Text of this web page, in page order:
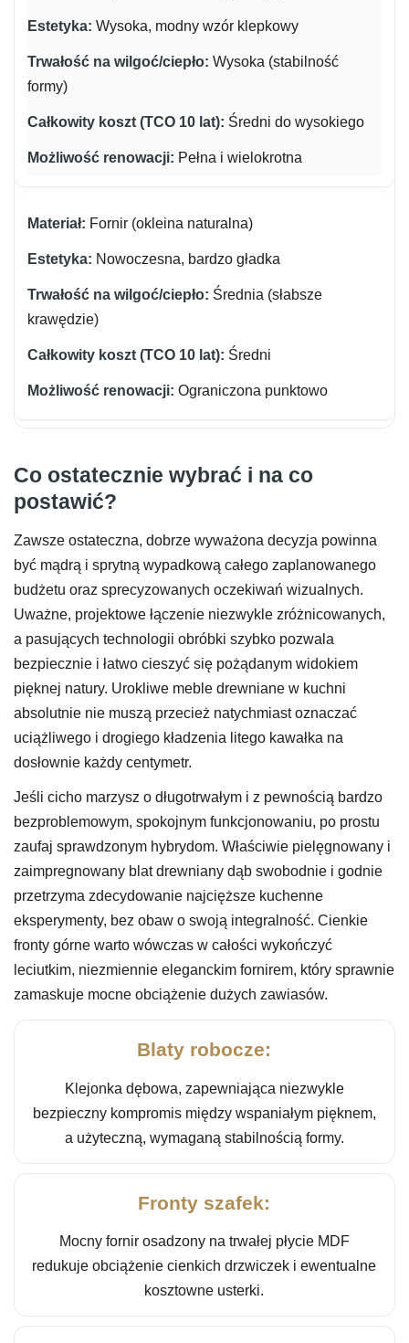
Wysoka, modny wzór klepkowy
Wysoka (stabilność
formy)
Średni do wysokiego
Pełna i wielokrotna
Fornir (okleina naturalna)
Nowoczesna, bardzo gładka
Średnia (słabsze
krawędzie)
Średni
Ograniczona punktowo
Co ostatecznie wybrać i na co
postawić?
Zawsze ostateczna, dobrze wyważona decyzja powinna
być mądrą i sprytną wypadkową całego zaplanowanego
budżetu oraz sprecyzowanych oczekiwań wizualnych.
Uważne, projektowe łączenie niezwykle zróżnicowanych,
a pasujących technologii obróbki szybko pozwala
bezpiecznie i łatwo cieszyć się pożądanym widokiem
pięknej natury. Urokliwe meble drewniane w kuchni
absolutnie nie muszą przecież natychmiast oznaczać
uciążliwego i drogiego kładzenia litego kawałka na
dosłownie każdy centymetr.
Jeśli cicho marzysz o długotrwałym i z pewnością bardzo
bezproblemowym, spokojnym funkcjonowaniu, po prostu
zaufaj sprawdzonym hybrydom. Właściwie pielęgnowany i
zaimpregnowany blat drewniany dąb swobodnie i godnie
przetrzyma zdecydowanie najcięższe kuchenne
eksperymenty, bez obaw o swoją integralność. Cienkie
fronty górne warto wówczas w całości wykończyć
leciutkim, niezmiennie eleganckim fornirem, który sprawnie
zamaskuje mocne obciążenie dużych zawiasów.
Blaty robocze:
Klejonka dębowa, zapewniająca niezwykle
bezpieczny kompromis między wspaniałym pięknem,
a użyteczną, wymaganą stabilnością formy.
Fronty szafek:
Mocny fornir osadzony na trwałej płycie MDF
redukuje obciążenie cienkich drzwiczek i ewentualne
kosztowne usterki.